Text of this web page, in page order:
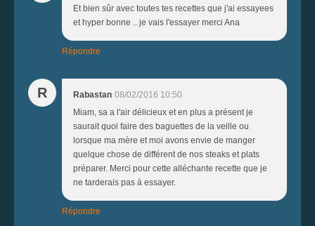
Et bien sûr avec toutes tes recettes que j'ai essayees
et hyper bonne .. je vais l'essayer merci Ana
Répondre
R Rabastan 08/02/2016 10:50
Miam, sa a l'air délicieux et en plus a présent je
saurait quoi faire des baguettes de la veille ou
lorsque ma mère et moi avons envie de manger
quelque chose de différent de nos steaks et plats
préparer. Merci pour cette alléchante recette que je
ne tarderais pas à essayer.
Répondre